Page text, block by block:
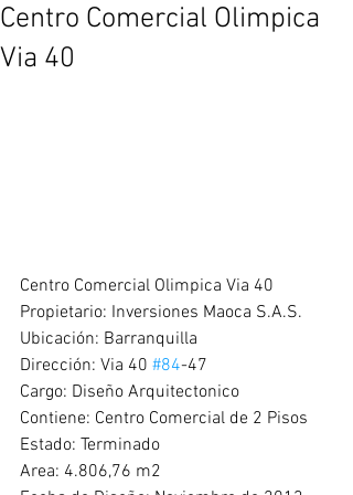
Centro Comercial Olimpica
Via 40
Centro Comercial Olimpica Via 40
Propietario: Inversiones Maoca S.A.S.
Ubicación: Barranquilla
Dirección: Via 40 #84-47
Cargo: Diseño Arquitectonico
Contiene: Centro Comercial de 2 Pisos
Estado: Terminado
Area: 4.806,76 m2